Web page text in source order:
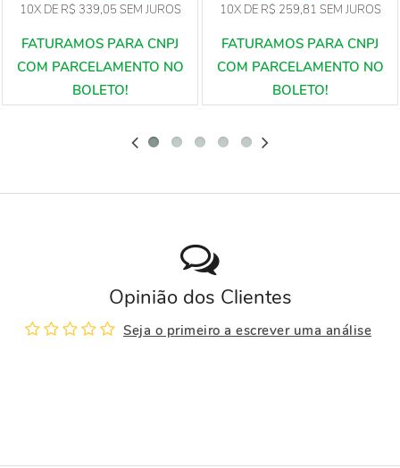
10XDE R$ 339,05 SEM JUROS 10XDE R$ 259,81 SEM JUROS
Opinião dos Clientes
Seja o primeiro a escrever uma análise